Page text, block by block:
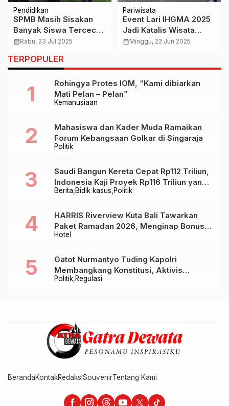
Pendidikan
SPMB Masih Sisakan
Banyak Siswa Tercecer,
Salah Sistem atau
calendar_monthRabu, 23 Jul 2025
Pariwisata
Event Lari IHGMA 2025
Jadi Katalis Wisata
Desa Sulangai
calendar_monthMinggu, 22 Jun 2025
TERPOPULER
Kemanusiaan
Rohingya Protes IOM, “Kami dibiarkan
Mati Pelan – Pelan”
Politik
Mahasiswa dan Kader Muda Ramaikan
Forum Kebangsaan Golkar di Singaraja
Berita Bidik kasus Politik
Saudi Bangun Kereta Cepat Rp112 Triliun,
Indonesia Kaji Proyek Rp116 Triliun yang
Baru Sampai Bandung
Hotel
HARRIS Riverview Kuta Bali Tawarkan
Paket Ramadan 2026, Menginap Bonus
Takjil hingga Bukber Mulai Rp88.888
Politik Regulasi
Gatot Nurmantyo Tuding Kapolri
Membangkang Konstitusi, Aktivis
Tegaskan Polri Tak Punya Sejarah
BerandaKontakRedaksiSouvenirTentang Kami